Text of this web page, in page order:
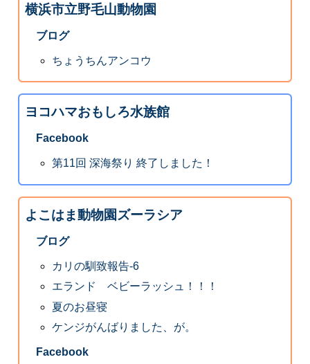
横浜市立野毛山動物園
ブログ
ちょうちんアンコウ
ヨコハマおもしろ水族館
Facebook
第11回 深海祭り 終了しました！
よこはま動物園ズーラシア
ブログ
カリの馴致報告-6
エランド ベビーラッシュ！！！
夏のお昼寝
ケンジがんばりました、が。
Facebook